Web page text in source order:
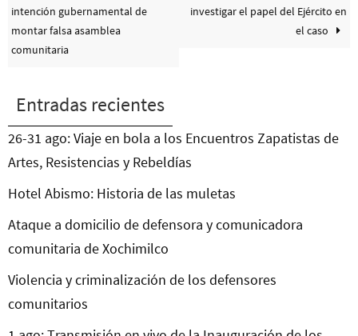
intención gubernamental de
montar falsa asamblea
comunitaria
investigar el papel del Ejército en
el caso
Entradas recientes
26-31 ago: Viaje en bola a los Encuentros Zapatistas de
Artes, Resistencias y Rebeldías
Hotel Abismo: Historia de las muletas
Ataque a domicilio de defensora y comunicadora
comunitaria de Xochimilco
Violencia y criminalización de los defensores
comunitarios